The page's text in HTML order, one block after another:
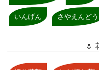
いんげん さやえんどう
🌷